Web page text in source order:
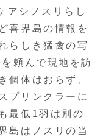
シノスリらし
喜界島の情報を
らしき猛禽の写
頼んで現地を訪
個体はおらず、
プリンクラーに
最低1羽は別の
島はノスリの当